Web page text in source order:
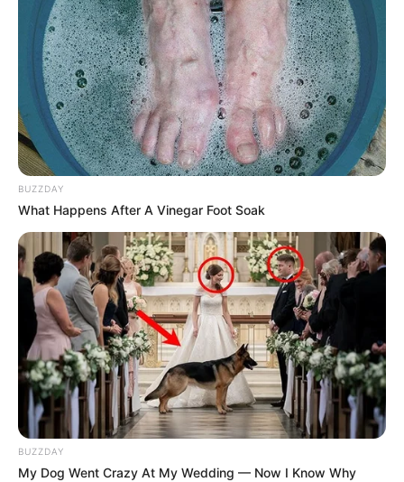
BUZZDAY
What Happens After A Vinegar Foot Soak
BUZZDAY
My Dog Went Crazy At My Wedding — Now I Know Why